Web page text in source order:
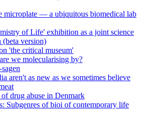
microplate — a ubiquitous biomedical lab
of Life' exhibition as a joint science
(beta version)
'the critical museum'
we molecularising by?
aren't as new as we sometimes believe
drug abuse in Denmark
Subgenres of bioi of contemporary life